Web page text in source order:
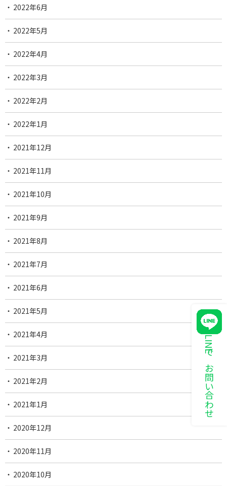
LINEでお問い合わせ
2022年6月
2022年5月
2022年4月
2022年3月
2022年2月
2022年1月
2021年12月
2021年11月
2021年10月
2021年9月
2021年8月
2021年7月
2021年6月
2021年5月
2021年4月
2021年3月
2021年2月
2021年1月
2020年12月
2020年11月
2020年10月